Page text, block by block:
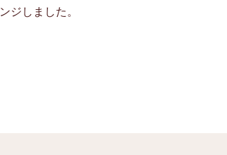
ジしました。